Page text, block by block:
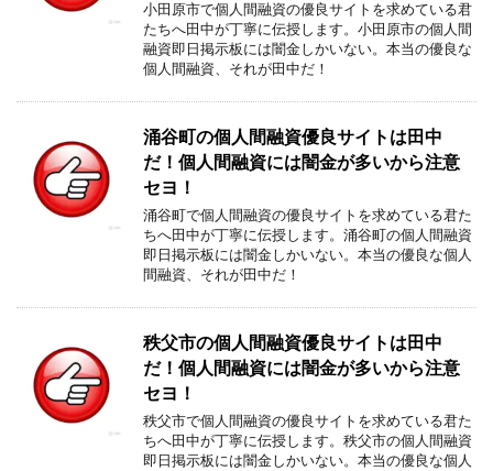
小田原市で個人間融資の優良サイトを求めている君
たちへ田中が丁寧に伝授します。小田原市の個人間
融資即日掲示板には闇金しかいない。本当の優良な
個人間融資、それが田中だ！
涌谷町の個人間融資優良サイトは田中
だ！個人間融資には闇金が多いから注意
セヨ！
涌谷町で個人間融資の優良サイトを求めている君た
ちへ田中が丁寧に伝授します。涌谷町の個人間融資
即日掲示板には闇金しかいない。本当の優良な個人
間融資、それが田中だ！
秩父市の個人間融資優良サイトは田中
だ！個人間融資には闇金が多いから注意
セヨ！
秩父市で個人間融資の優良サイトを求めている君た
ちへ田中が丁寧に伝授します。秩父市の個人間融資
即日掲示板には闇金しかいない。本当の優良な個人